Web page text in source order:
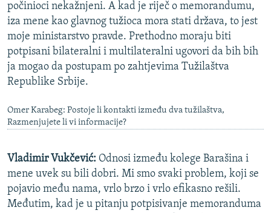
počinioci nekažnjeni. A kad je riječ o memorandumu,
iza mene kao glavnog tužioca mora stati država, to jest
moje ministarstvo pravde. Prethodno moraju biti
potpisani bilateralni i multilateralni ugovori da bih bih
ja mogao da postupam po zahtjevima Tužilaštva
Republike Srbije.
Omer Karabeg: Postoje li kontakti između dva tužilaštva,
Razmenjujete li vi informacije?
Vladimir Vukčević: Odnosi između kolege Barašina i
mene uvek su bili dobri. Mi smo svaki problem, koji se
pojavio među nama, vrlo brzo i vrlo efikasno rešili.
Međutim, kad je u pitanju potpisivanje memoranduma